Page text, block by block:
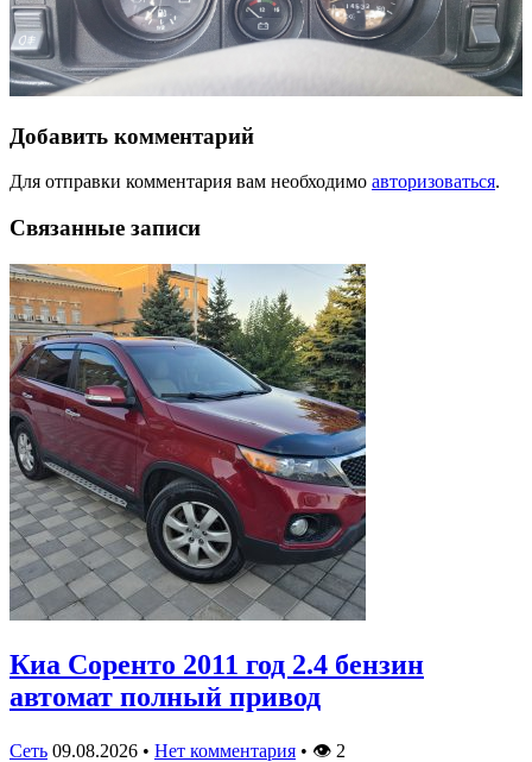
Добавить комментарий
Для отправки комментария вам необходимо авторизоваться.
Связанные записи
Киа Соренто 2011 год 2.4 бензин
автомат полный привод
Сеть 09.08.2026 • Нет комментария • 👁 2